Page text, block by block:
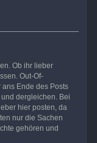
Ob ihr lieber
Out-Of-
Ende des Posts
dergleichen. Bei
hier posten, da
nur die Sachen
gehören und